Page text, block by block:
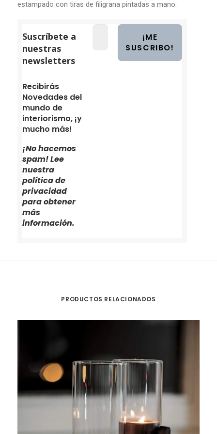
estampado con tiras de filigrana pintadas a mano.
Suscríbete a
nuestras
newsletters
Recibirás
Novedades del
mundo de
interiorismo, ¡y
mucho más!
¡No hacemos
spam! Lee
nuestra
política de
privacidad
para obtener
más
información.
PRODUCTOS RELACIONADOS